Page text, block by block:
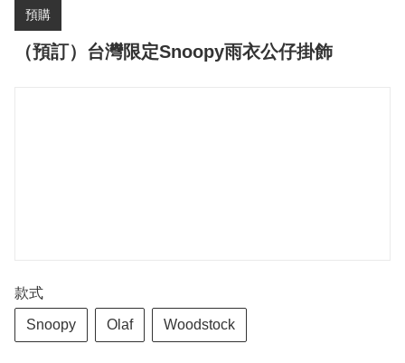
預購
（預訂）台灣限定Snoopy雨衣公仔掛飾
款式
Snoopy Olaf Woodstock